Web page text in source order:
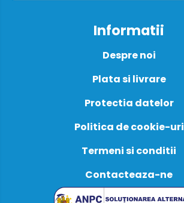
Informatii
Despre noi
Plata si livrare
Protectia datelor
Politica de cookie-uri
Termeni si conditii
Contacteaza-ne